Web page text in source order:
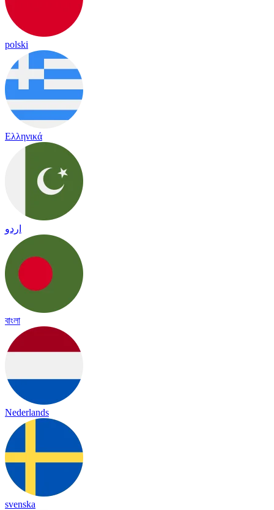
polski
Ελληνικά
اردو
বাংলা
Nederlands
svenska